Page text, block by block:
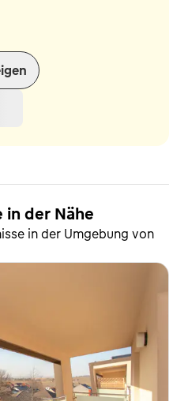
in der Nähe
in der Umgebung von